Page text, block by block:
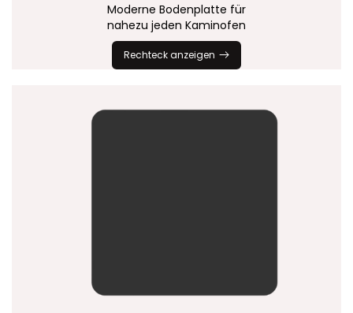
Moderne Bodenplatte für
nahezu jeden Kaminofen
Rechteck anzeigen